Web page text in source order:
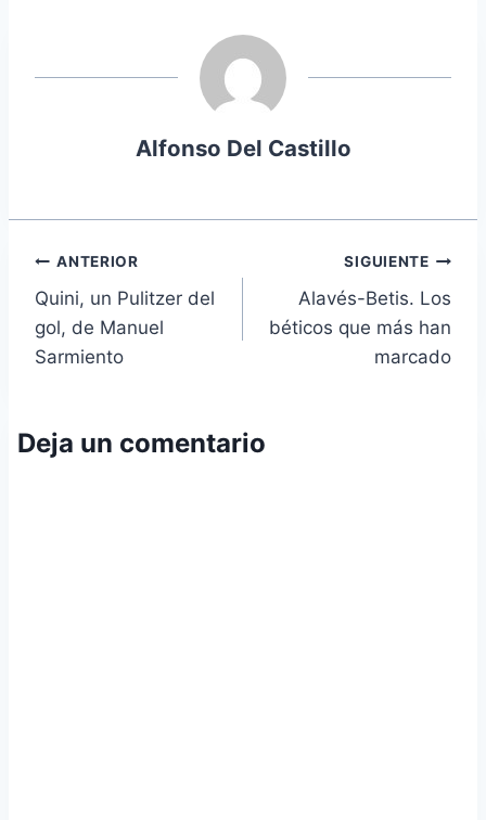
Alfonso Del Castillo
Navegación
de
entradas
ANTERIOR
Quini, un Pulitzer del
gol, de Manuel
Sarmiento
SIGUIENTE
Alavés-Betis. Los
béticos que más han
marcado
Deja un comentario